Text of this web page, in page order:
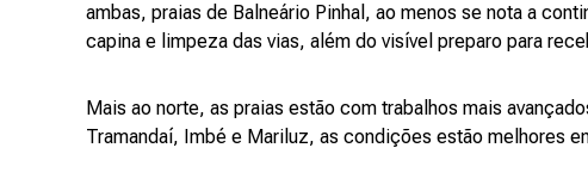
ambas, praias de Balneário Pinhal, ao menos se nota a
capina e limpeza das vias, além do visível preparo para
Mais ao norte, as praias estão com trabalhos mais
Tramandaí, Imbé e Mariluz, as condições estão melhores